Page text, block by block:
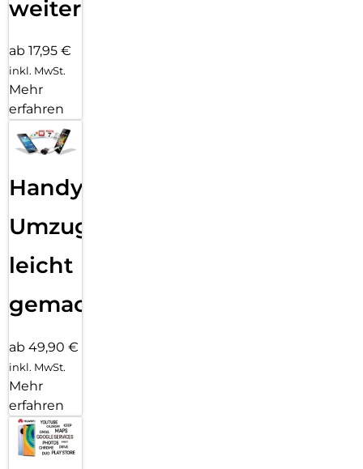
weiter
ab 17,95 €
inkl. MwSt.
Mehr
erfahren
Handy
Umzug
leicht
gemacht!
ab 49,90 €
inkl. MwSt.
Mehr
erfahren